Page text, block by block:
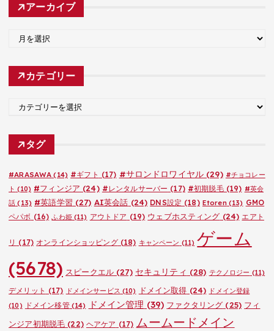
アーカイブ
カ
カテゴリー
ゴ
タグ
#ARASAWA (14) #ギフト (17) #サロンドロワイヤル(29) #チョコレー
ト (10) #フィンジア (24) #レンタルサーバー (17) #初期脱毛(19) #英会
話 (13) #英語学習 (27) AI英会話 (24) DNS設定 (18) Etoren(13) GMO
ペパボ (16) ふわ姫(11) アウトドア (19) ウェブホスティング (24) エアト
リ (17) オンラインショッピング(18) キャンペーン (11) ゲーム
(5678) スピークエル(27) セキュリティ (28) テクノロジー (11)
デメリット (17) ドメインサービス (10) ドメイン取得 (24) ドメイン登録
(10)
ドメイン移管(14) ドメイン管理 (39) ファクタリング (25) フィ
ンジア初期脱毛 (22) ヘアケア (17) ムームードメイン